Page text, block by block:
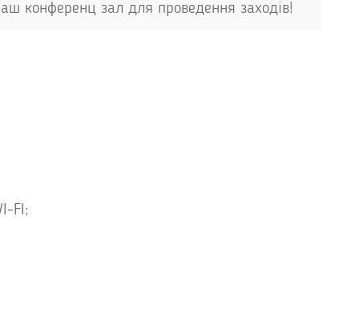
конференц зал для проведення заходів!
FI;